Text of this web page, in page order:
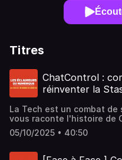
Titres
ChatControl :
réinventer la
La Tech est un combat
vous raconte l'histoire de
de la Commission
pédopornographie, veut
pourtant tout à fait
05/10/2025 • 40:50